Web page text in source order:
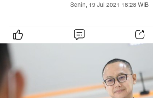
Senin, 19 Jul 2021 18:28 WIB